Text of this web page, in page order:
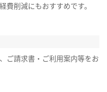
費削減にもおすすめです。
ご請求書・ご利用案内等をお